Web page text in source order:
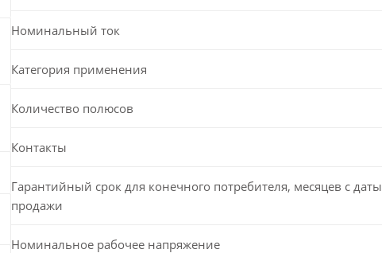
Номинальный ток
Категория применения
Количество полюсов
Контакты
Гарантийный срок для конечного потребителя, месяцев с даты
продажи
Номинальное рабочее напряжение